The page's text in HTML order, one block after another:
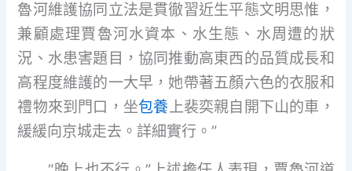
魯河維護協同立法是貫徹習近生平態文明思惟，
兼顧處理賈魯河水資本、水生態、水周遭的狀
況、水患害題目，協同推動高東西的品質成長和
高程度維護的一大早，她帶著五顏六色的衣服和
禮物來到門口，坐包養上裴奕親自開下山的車，
緩緩向京城走去。詳細實行。”